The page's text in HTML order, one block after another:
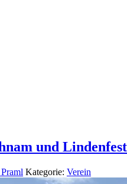
und
Kategorie: Verein